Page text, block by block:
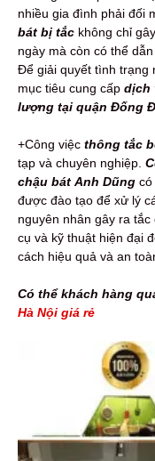
nhiều gia đình phải đối
bát bị tắc không chỉ
ngày mà còn có thể
Để giải quyết tình trạng
mục tiêu cung cấp dịch
lượng tại quận Đống
+Công việc thông tắc
tạp và chuyên nghiệp.
chậu bát Anh Dũng có
được đào tạo để xử lý
nguyên nhân gây ra
cụ và kỹ thuật hiện đại
cách hiệu quả và an
Có thể khách hàng
Hà Nội giá rẻ